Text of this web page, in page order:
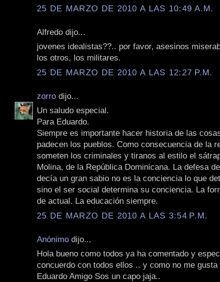
25 DE MARZO DE 2010 A LAS 10:49 A.M.
Alfredo dijo...
jovenes idealistas??.. por favor, asesinos
los otros, los militares.
25 DE MARZO DE 2010 A LAS 12:27 P.M.
zorro dijo...
Un saludo especial.
Para Eduardo.
Siempre es importante hacer historia de las
padecen los pueblos. Como consecuencia de la
someten los criminales y tiranos al estilo el
Molina, de la República Dominicana. La defesa
decía un gran sabio no es la conciencia lo que
sino el ser social determina su conciencia. La
de actual. La educación siempre.
25 DE MARZO DE 2010 A LAS 3:54 P.M.
Anónimo dijo...
Hola bueno como todos ya ha comentado y
concuerdo con todos ellos .. y como no me
Eduardo Amigo Sos un capo jaja..